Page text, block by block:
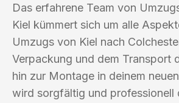
Das erfahrene Team von
Kiel kümmert sich um alle
Umzugs von Kiel nach
Verpackung und dem Transport
hin zur Montage in deinem
wird sorgfältig und professionell